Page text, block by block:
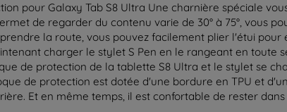
pour Galaxy Tab S8 Ultra Une charnière spéciale
de regarder du contenu varie de 30° à 75°, vous
la route, vous pouvez facilement plier l'étui
charger le stylet S Pen en le rangeant en toute
de protection de la tablette S8 Ultra et le stylet se
de protection est dotée d'une bordure en TPU et
Et en même temps, il est confortable de rester